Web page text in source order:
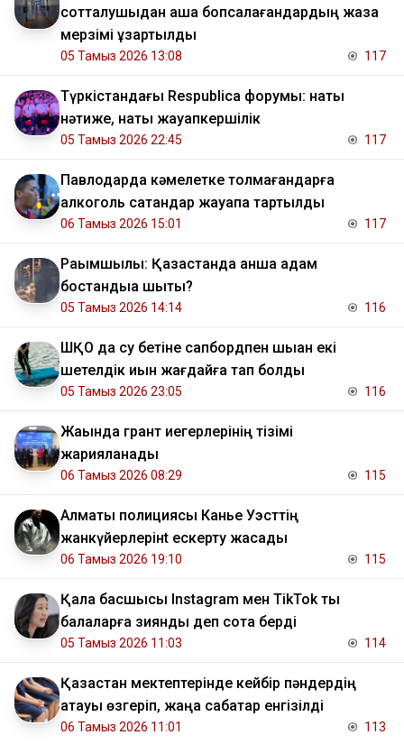
сотталушыдан ақша бопсалағандардың жаза
мерзімі ұзартылды
05 Тамыз 2026 13:08 117
Түркістандағы Respublica форумы: нақты
нәтиже, нақты жауапкершілік
05 Тамыз 2026 22:45 117
Павлодарда кәмелетке толмағандарға
алкоголь сатқандар жауапқа тартылды
06 Тамыз 2026 15:01 117
Рақымшылық: Қазақстанда қанша адам
бостандыққа шықты?
05 Тамыз 2026 14:14 116
ШҚО да су бетіне сапбордпен шыққан екі
шетелдік қиын жағдайға тап болды
05 Тамыз 2026 23:05 116
Жақында грант иегерлерінің тізімі
жарияланады
06 Тамыз 2026 08:29 115
Алматы полициясы Канье Уэсттің
жанкүйерлерінt ескерту жасады
06 Тамыз 2026 19:10 115
Қала басшысы Instagram мен TikTok ты
балаларға зиянды деп сотқа берді
05 Тамыз 2026 11:03 114
Қазақстан мектептерінде кейбір пәндердің
атауы өзгеріп, жаңа сабақтар енгізілді
06 Тамыз 2026 11:01 113